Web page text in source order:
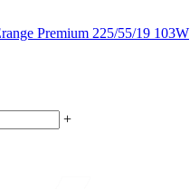
Premium 225/55/19 103W
+